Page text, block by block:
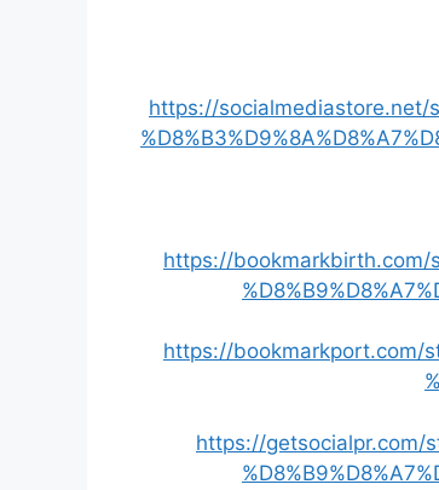
https://socialmediastore.net/
https://bookmarkbirth.com/
https://bookmarkport.com/
https://getsocialpr.com/